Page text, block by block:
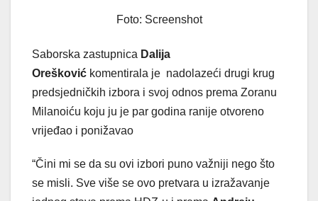
Foto: Screenshot
Saborska zastupnica Dalija
Orešković komentirala je nadolazeći drugi krug
predsjedničkih izbora i svoj odnos prema Zoranu
Milanoiću koju ju je par godina ranije otvoreno
vrijeđao i ponižavao
“Čini mi se da su ovi izbori puno važniji nego što
se misli. Sve više se ovo pretvara u izražavanje